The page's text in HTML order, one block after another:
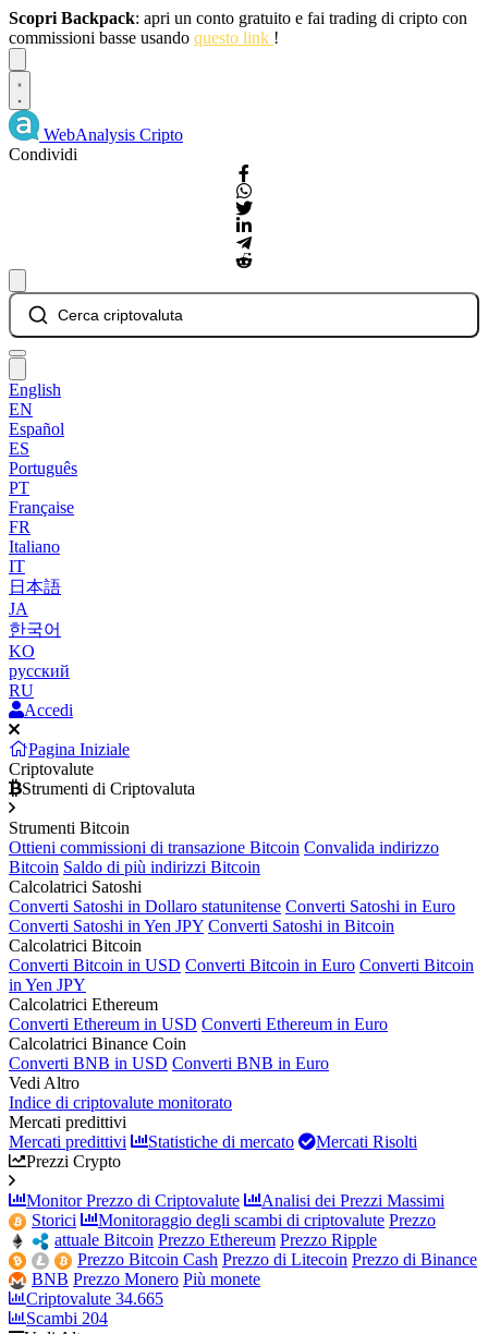
Scopri Backpack: apri un conto gratuito e fai trading di cripto con
commissioni basse usando questo link !
WebAnalysis Cripto
Condividi
Cerca criptovaluta
English
EN
Español
ES
Português
PT
Française
FR
Italiano
IT
日本語
JA
한국어
KO
русский
RU
Accedi
Pagina Iniziale
Criptovalute
Strumenti di Criptovaluta
Strumenti Bitcoin
Ottieni commissioni di transazione Bitcoin Convalida indirizzo
Bitcoin Saldo di più indirizzi Bitcoin
Calcolatrici Satoshi
Converti Satoshi in Dollaro statunitense Converti Satoshi in Euro
Converti Satoshi in Yen JPY Converti Satoshi in Bitcoin
Calcolatrici Bitcoin
Converti Bitcoin in USD Converti Bitcoin in Euro Converti Bitcoin
in Yen JPY
Calcolatrici Ethereum
Converti Ethereum in USD Converti Ethereum in Euro
Calcolatrici Binance Coin
Converti BNB in USD Converti BNB in Euro
Vedi Altro
Indice di criptovalute monitorato
Mercati predittivi
Mercati predittivi
Statistiche di mercato
Mercati Risolti
Prezzi Crypto
Monitor Prezzo di Criptovalute
Analisi dei Prezzi Massimi
Storici
Monitoraggio degli scambi di criptovalute Prezzo
attuale Bitcoin Prezzo Ethereum Prezzo Ripple
Prezzo Bitcoin Cash Prezzo di Litecoin Prezzo di Binance
BNB Prezzo Monero Più monete
Criptovalute 34.665
Scambi 204